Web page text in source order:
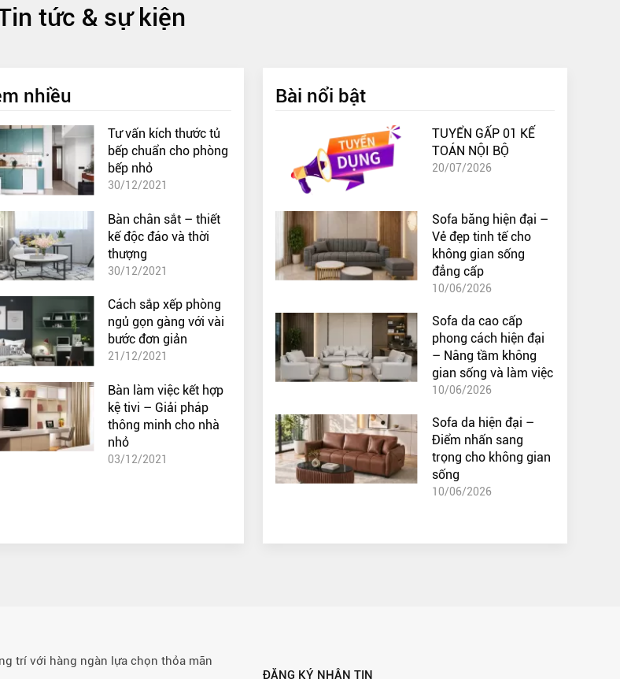
tức & sự kiện
nhiều
Tư vấn kích thước tủ
bếp chuẩn cho phòng
bếp nhỏ
30/12/2021
Bàn chân sắt – thiết
kế độc đáo và thời
thượng
30/12/2021
Cách sắp xếp phòng
ngủ gọn gàng với vài
bước đơn giản
21/12/2021
Bàn làm việc kết hợp
kệ tivi – Giải pháp
thông minh cho nhà
nhỏ
03/12/2021
Bài nổi bật
TUYỂN GẤP 01 KẾ
TOÁN NỘI BỘ
20/07/2026
Sofa băng hiện đại –
Vẻ đẹp tinh tế cho
không gian sống
đẳng cấp
10/06/2026
Sofa da cao cấp
phong cách hiện đại
– Nâng tầm không
gian sống và làm việc
10/06/2026
Sofa da hiện đại –
Điểm nhấn sang
trọng cho không gian
sống
10/06/2026
trí với hàng ngàn lựa chọn thỏa mãn
ĐĂNG KÝ NHẬN TIN